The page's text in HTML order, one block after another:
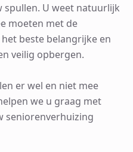
spullen. U weet natuurlijk
moeten met de
beste belangrijke en
veilig opbergen.
er wel en niet mee
we u graag met
seniorenverhuizing